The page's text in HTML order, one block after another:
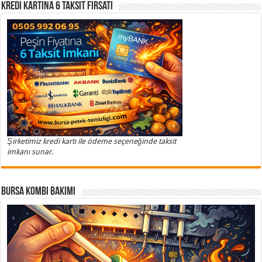
Kredi Kartına 6 Taksit Fırsatı
Şirketimiz kredi kartı ile ödeme seçeneğinde taksit
imkanı sunar.
Bursa Kombi Bakımı